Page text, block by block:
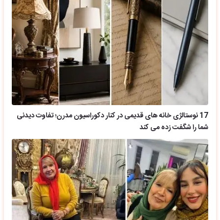
17 نوستالژی خانه های قدیمی در کنار دکوراسیون مدرن؛ تفاوت دیدنی
شما را شگفت زده می کند